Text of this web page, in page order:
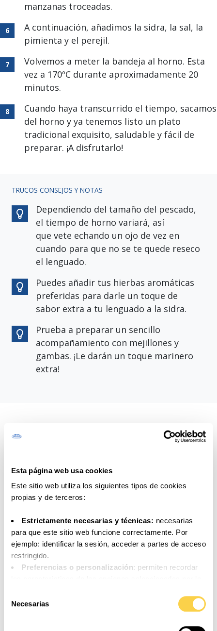
Esta página web usa cookies
Este sitio web utiliza los siguientes tipos de cookies
propias y de terceros:
Estrictamente necesarias y técnicas: necesarias
para que este sitio web funcione correctamente. Por
ejemplo: identificar la sesión, acceder a partes de acceso
restringido.
Preferencias o personalización: permiten recordar
Análisis o medición
: para medir la actividad, usos y
disponibles con el fin de introducir mejoras o nuevos
Necesarias
manzanas troceadas.
A continuación, añadimos la sidra, la sal, la
pimienta y el perejil.
Volvemos a meter la bandeja al horno. Esta
vez a 170ºC durante aproximadamente 20
minutos.
Cuando haya transcurrido el tiempo, sacamos
del horno y ya tenemos listo un plato
tradicional exquisito, saludable y fácil de
preparar. ¡A disfrutarlo!
TRUCOS CONSEJOS Y NOTAS
Dependiendo del tamaño del pescado,
el tiempo de horno variará, así
que vete echando un ojo de vez en
cuando para que no se te quede reseco
el lenguado.
Puedes añadir tus hierbas aromáticas
preferidas para darle un toque de
sabor extra a tu lenguado a la sidra.
Prueba a preparar un sencillo
acompañamiento con mejillones y
gambas. ¡Le darán un toque marinero
extra!
2 manzanas
250 ml de sidra natural
Patatas
Sal y pimienta negra
Perejil